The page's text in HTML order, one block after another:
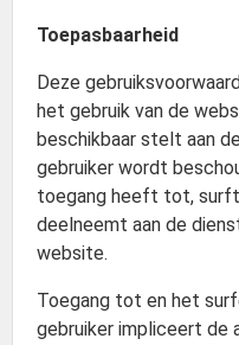
Toepasbaarheid
Deze
het gebruik van de
beschikbaar stelt aan
gebruiker wordt
toegang heeft tot,
deelneemt aan de
website.
Toegang tot en het
gebruiker impliceert de